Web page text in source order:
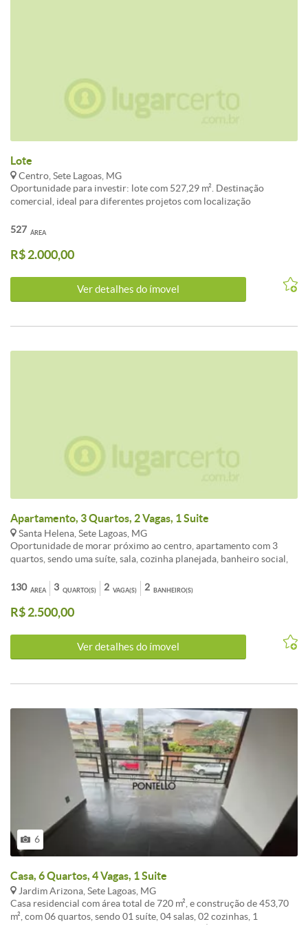
Lote
Centro, Sete Lagoas, MG
Oportunidade para investir: lote com 527,29 m². Destinação
comercial, ideal para diferentes projetos com localização
para aluguel com a melhor negociação em Centro, Sete Lagoas.<br
escolha para quem valoriza localização e qualidade de vida em Sete
bairro Centro.
ÁREA
527
R$ 2.000,00
Ver detalhes do ímovel
Apartamento, 3 Quartos, 2 Vagas, 1 Suite
Santa Helena, Sete Lagoas, MG
Oportunidade de morar próximo ao centro, apartamento com 3
quartos, sendo uma suíte, sala, cozinha planejada, banheiro social,
elevador.<br /><br />Conheça este(a) Apartamento disponível para
aluguel com a melhor negociação em Santa Helena, Sete Lagoas.<br
/><br />O imóvel apresenta 3 dormitórios, 2 banheiros, 2 vagas de
valoriza localização e qualidade de vida em Sete Lagoas.<br /><br
/>Agende uma visita para conhecer este Apartamento de perto!
ÁREA
130 QUARTO(S)
3 VAGA(S)
2 BANHEIRO(S)
2
R$ 2.500,00
Ver detalhes do ímovel
6
Casa, 6 Quartos, 4 Vagas, 1 Suite
Jardim Arizona, Sete Lagoas, MG
Casa residencial com área total de 720 m², e construção de 453,70
m², com 06 quartos, sendo 01 suíte, 04 salas, 02 cozinhas, 1